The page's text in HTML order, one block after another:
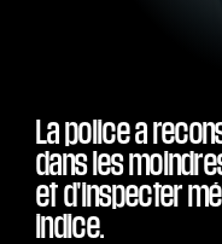
La police a
dans les
et d'inspecter
indice.